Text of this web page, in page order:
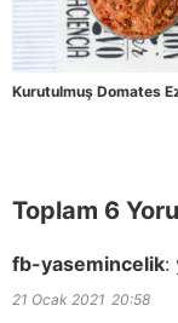
Kurutulmuş Domates
Toplam 6
fb-yasemincelik:
21 Ocak 2021 20:58